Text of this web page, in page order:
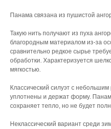
Панама связана из пушистой
Такую нить получают из пуха
благородным материалом из-за
сравнительно редкое сырье
обработки. Характеризуется
мягкостью.
Классический силуэт с
уплотнены и держат форму.
сохраняет тепло, но не будет
Неклассический вариант среди